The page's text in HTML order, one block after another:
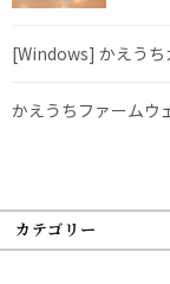
[Windows] かえうち
かえうちファームウ
カテゴリー